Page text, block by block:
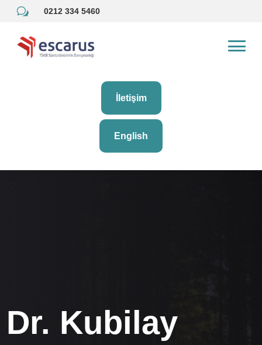
w 0212 334 5460
İletişim
English
Dr. Kubilay